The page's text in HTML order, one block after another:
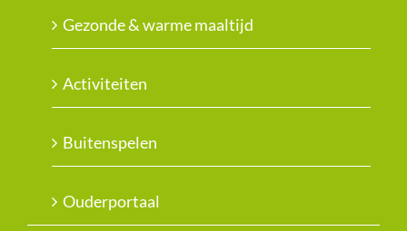
Gezonde & warme maaltijd
Activiteiten
Buitenspelen
Ouderportaal